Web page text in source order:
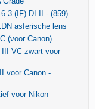
(IF) DI II - (859)
asferische lens
(voor Canon)
III VC zwart voor
voor Canon -
voor Nikon